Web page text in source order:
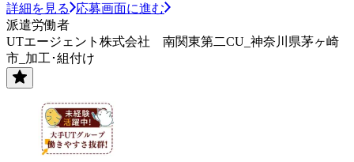
詳細を見る
応募画面に進む
派遣労働者
UTエージェント株式会社 南関東第二CU_神奈川県茅ヶ崎
市_加工･組付け